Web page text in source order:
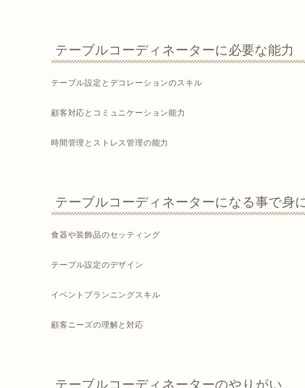
テーブルコーディネーターに必要な能力
テーブル設定とデコレーションのスキル
顧客対応とコミュニケーション能力
時間管理とストレス管理の能力
テーブルコーディネーターになる事で身
食器や装飾品のセッティング
テーブル設定のデザイン
イベントプランニングスキル
顧客ニーズの理解と対応
テーブルコーディネーターのやりがい